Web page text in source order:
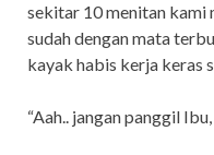
sekitar 10 menitan kami
sudah dengan mata
kayak habis kerja keras
“Aah.. jangan panggil